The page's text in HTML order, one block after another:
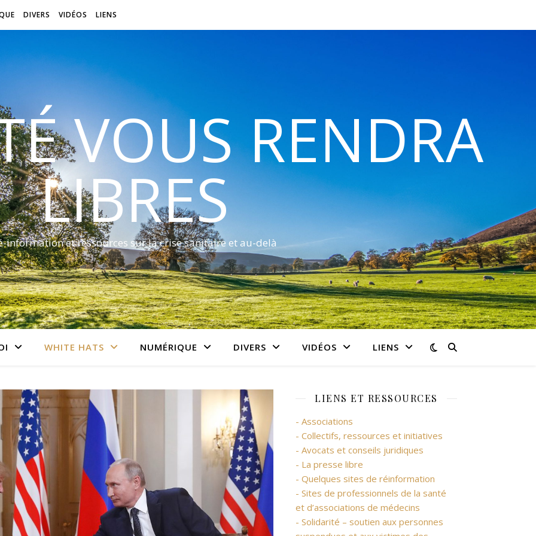
DIVERS VIDÉOS LIENS
VOUS RENDRA
LIBRES
information et ressources sur la crise sanitaire et au-delà
WHITE HATS NUMÉRIQUE DIVERS VIDÉOS LIENS
LIENS ET RESSOURCES
- Associations
- Collectifs, ressources et initiatives
- Avocats et conseils juridiques
- La presse libre
- Quelques sites de réinformation
- Sites de professionnels de la santé
et d’associations de médecins
- Solidarité – soutien aux personnes